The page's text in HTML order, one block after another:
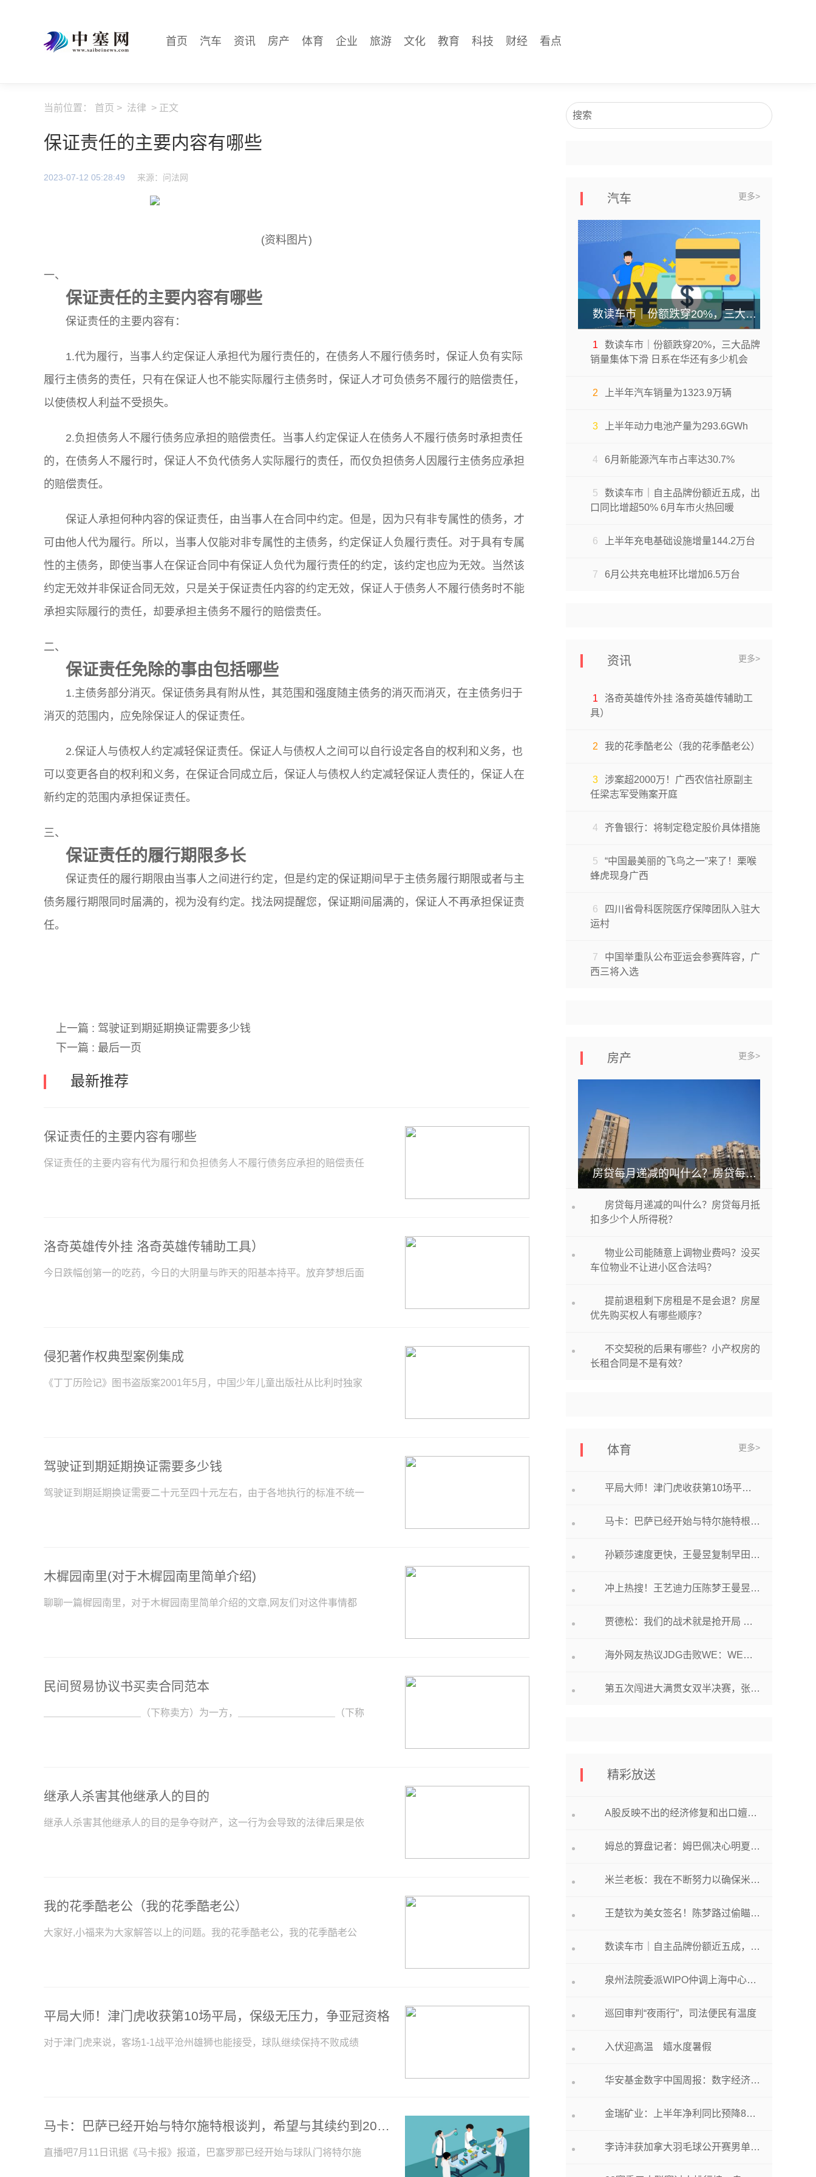
首页 汽车 资讯 房产 体育 企业 旅游 文化 教育 科技 财经 看点
当前位置： 首页 > 法律 > 正文
保证责任的主要内容有哪些
2023-07-12 05:28:49 来源：问法网
(资料图片)
一、
保证责任的主要内容有哪些
保证责任的主要内容有：
1.代为履行，当事人约定保证人承担代为履行责任的，在债务人不履行债务时，保证人负有实际
履行主债务的责任，只有在保证人也不能实际履行主债务时，保证人才可负债务不履行的赔偿责任，
以使债权人利益不受损失。
2.负担债务人不履行债务应承担的赔偿责任。当事人约定保证人在债务人不履行债务时承担责任
的，在债务人不履行时，保证人不负代债务人实际履行的责任，而仅负担债务人因履行主债务应承担
的赔偿责任。
保证人承担何种内容的保证责任，由当事人在合同中约定。但是，因为只有非专属性的债务，才
可由他人代为履行。所以，当事人仅能对非专属性的主债务，约定保证人负履行责任。对于具有专属
性的主债务，即使当事人在保证合同中有保证人负代为履行责任的约定，该约定也应为无效。当然该
约定无效并非保证合同无效，只是关于保证责任内容的约定无效，保证人于债务人不履行债务时不能
承担实际履行的责任，却要承担主债务不履行的赔偿责任。
二、
保证责任免除的事由包括哪些
1.主债务部分消灭。保证债务具有附从性，其范围和强度随主债务的消灭而消灭，在主债务归于
消灭的范围内，应免除保证人的保证责任。
2.保证人与债权人约定减轻保证责任。保证人与债权人之间可以自行设定各自的权利和义务，也
可以变更各自的权利和义务，在保证合同成立后，保证人与债权人约定减轻保证人责任的，保证人在
新约定的范围内承担保证责任。
三、
保证责任的履行期限多长
保证责任的履行期限由当事人之间进行约定，但是约定的保证期间早于主债务履行期限或者与主
债务履行期限同时届满的，视为没有约定。找法网提醒您，保证期间届满的，保证人不再承担保证责
任。
上一篇 : 驾驶证到期延期换证需要多少钱
下一篇 : 最后一页
最新推荐
保证责任的主要内容有哪些
保证责任的主要内容有代为履行和负担债务人不履行债务应承担的赔偿责任
洛奇英雄传外挂 洛奇英雄传辅助工具）
今日跌幅创第一的吃药，今日的大阴量与昨天的阳基本持平。放弃梦想后面
侵犯著作权典型案例集成
《丁丁历险记》图书盗版案2001年5月，中国少年儿童出版社从比利时独家
驾驶证到期延期换证需要多少钱
驾驶证到期延期换证需要二十元至四十元左右，由于各地执行的标准不统一
木樨园南里(对于木樨园南里简单介绍)
聊聊一篇樨园南里，对于木樨园南里简单介绍的文章,网友们对这件事情都
民间贸易协议书买卖合同范本
＿＿＿＿＿＿＿＿＿＿（下称卖方）为一方，＿＿＿＿＿＿＿＿＿＿（下称
继承人杀害其他继承人的目的
继承人杀害其他继承人的目的是争夺财产，这一行为会导致的法律后果是依
我的花季酷老公（我的花季酷老公）
大家好,小福来为大家解答以上的问题。我的花季酷老公，我的花季酷老公
平局大师！津门虎收获第10场平局，保级无压力，争亚冠资格
对于津门虎来说，客场1-1战平沧州雄狮也能接受，球队继续保持不败成绩
马卡：巴萨已经开始与特尔施特根谈判，希望与其续约到2028年
直播吧7月11日讯据《马卡报》报道，巴塞罗那已经开始与球队门将特尔施
搜索
汽车 更多>
数读车市｜份额跌穿20%，三大品牌销量集体下滑 日系在华还有多少机会
1
数读车市｜份额跌穿20%，三大品牌
销量集体下滑 日系在华还有多少机会
2 上半年汽车销量为1323.9万辆
3 上半年动力电池产量为293.6GWh
4 6月新能源汽车市占率达30.7%
5
数读车市｜自主品牌份额近五成，出
口同比增超50% 6月车市火热回暖
6 上半年充电基础设施增量144.2万台
7 6月公共充电桩环比增加6.5万台
资讯 更多>
1
洛奇英雄传外挂 洛奇英雄传辅助工
具）
2 我的花季酷老公（我的花季酷老公）
3
涉案超2000万！广西农信社原副主
任梁志军受贿案开庭
4 齐鲁银行：将制定稳定股价具体措施
5
“中国最美丽的飞鸟之一”来了！栗喉
蜂虎现身广西
6
四川省骨科医院医疗保障团队入驻大
运村
7
中国举重队公布亚运会参赛阵容，广
西三将入选
房产 更多>
房贷每月递减的叫什么？房贷每月抵扣多少个人所得税？
房贷每月递减的叫什么？房贷每月抵
扣多少个人所得税？
物业公司能随意上调物业费吗？没买
车位物业不让进小区合法吗？
提前退租剩下房租是不是会退？房屋
优先购买权人有哪些顺序？
不交契税的后果有哪些？小产权房的
长租合同是不是有效？
体育 更多>
平局大师！津门虎收获第10场平局，保级无压力，争亚冠资格
马卡：巴萨已经开始与特尔施特根谈判，希望与其续约到2028年
孙颖莎速度更快，王曼昱复制早田希娜的打法，在以快打快
冲上热搜！王艺迪力压陈梦王曼昱，舆论不满引争议，马琳被抨击
贾德松：我们的战术就是抢开局 胜利献给球迷
海外网友热议JDG击败WE：WE输得很奇怪！JDG打得像一坨屎
第五次闯进大满贯女双半决赛，张帅晋级温网女双四强
精彩放送
A股反映不出的经济修复和出口嬗变/下半年QDII基金会“卫冕”最赚钱基金吗｜数据精华
姆总的算盘记者：姆巴佩决心明夏自由身离队，不考虑今夏转会
米兰老板：我在不断努力以确保米兰成功，请大家相信我和我的团队
王楚钦为美女签名！陈梦路过偷瞄，孙颖莎夺冠太累坐在大皮箱偷懒
数读车市｜自主品牌份额近五成，出口同比增超50% 6月车市火热回暖
泉州法院委派WIPO仲调上海中心调解涉外知识产权纠纷
巡回审判“夜雨行”，司法便民有温度
入伏迎高温 嬉水度暑假
华安基金数字中国周报：数字经济细分方向景气度较高，等待后市行情恢复
金瑞矿业：上半年净利同比预降88.53%左右
李诗沣获加拿大羽毛球公开赛男单亚军